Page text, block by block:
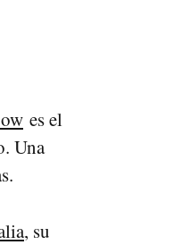
es el
Una
, su